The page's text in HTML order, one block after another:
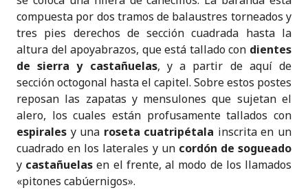
compuesta por dos tramos de balaustres torneados y
tres pies derechos de sección cuadrada hasta la
altura del apoyabrazos, que está tallado con dientes
de sierra y castañuelas, y a partir de aquí de
sección octogonal hasta el capitel. Sobre estos postes
reposan las zapatas y mensulones que sujetan el
alero, los cuales están profusamente tallados con
espirales y una roseta cuatripétala inscrita en un
cuadrado en los laterales y un cordón de sogueado
y castañuelas en el frente, al modo de los llamados
«pitones cabúernigos».